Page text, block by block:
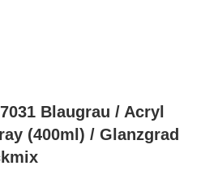
Blaugrau / Acryl
(400ml) / Glanzgrad